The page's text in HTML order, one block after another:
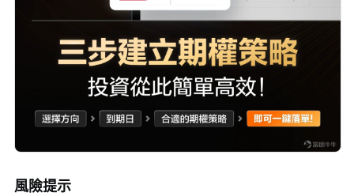
風險提示